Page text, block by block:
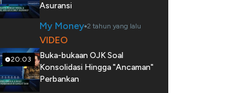
Asuransi
My Money 2 tahun yang lalu
20:03
VIDEO
Buka-bukaan OJK Soal
Konsolidasi Hingga "Ancaman"
Perbankan